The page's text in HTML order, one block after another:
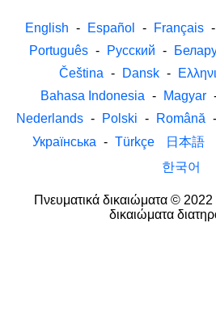
English - Español - Français -
Português - Русский -
Čeština - Dansk -
Bahasa Indonesia - Magyar
Nederlands - Polski - Română -
Українська - Türkçe 日本語
한국어
Πνευματικά δικαιώματα ©
δικαιώματα